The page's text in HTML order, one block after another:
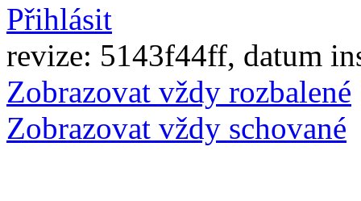
Přihlásit
revize: 5143f44ff, datum
Zobrazovat vždy rozbalené
Zobrazovat vždy schované